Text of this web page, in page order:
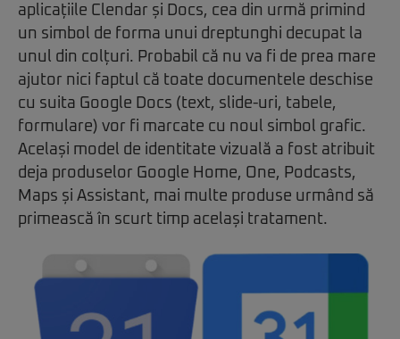
aplicațiile Clendar și Docs, cea din urmă primind
un simbol de forma unui dreptunghi decupat la
unul din colțuri. Probabil că nu va fi de prea mare
ajutor nici faptul că toate documentele deschise
cu suita Google Docs (text, slide-uri, tabele,
formulare) vor fi marcate cu noul simbol grafic.
Același model de identitate vizuală a fost atribuit
deja produselor Google Home, One, Podcasts,
Maps și Assistant, mai multe produse urmând să
primească în scurt timp același tratament.